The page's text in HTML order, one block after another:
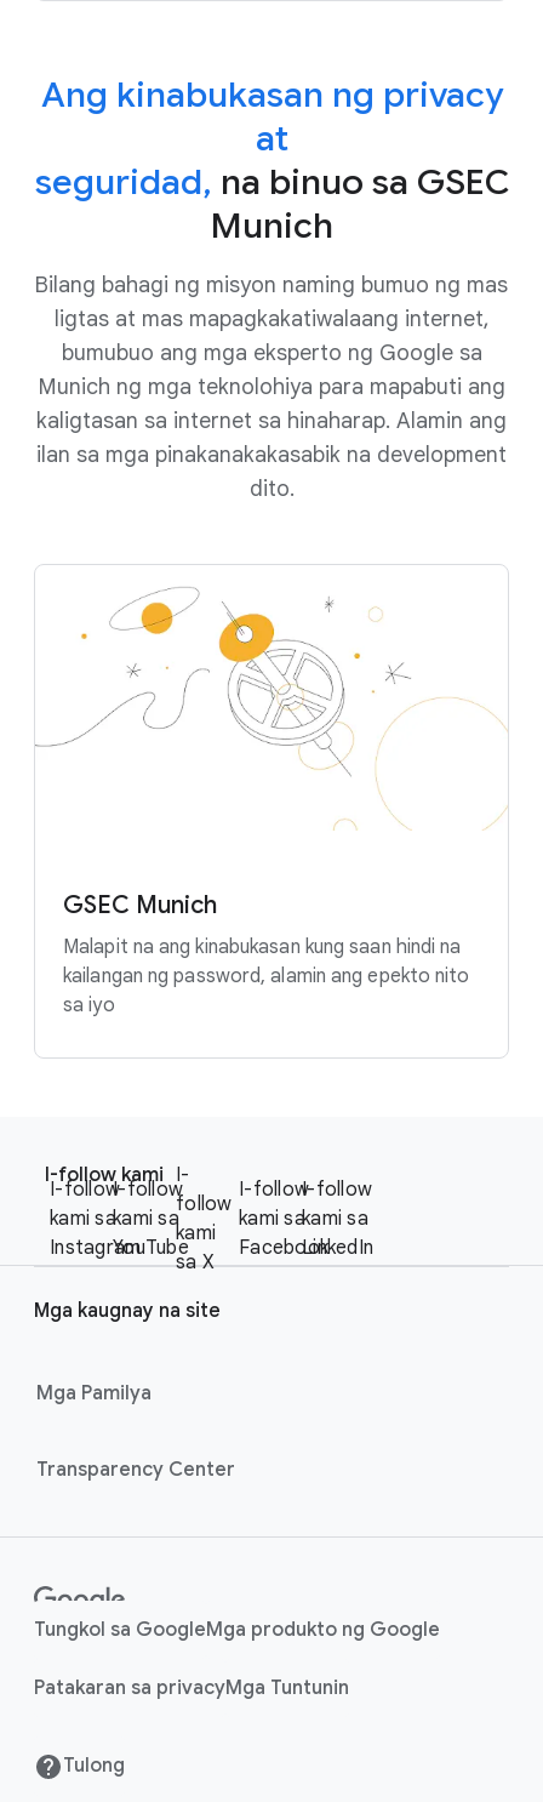
Ang kinabukasan ng privacy
at
seguridad, na binuo sa GSEC
Munich
Bilang bahagi ng misyon naming bumuo ng mas
ligtas at mas mapagkakatiwalaang internet,
bumubuo ang mga eksperto ng Google sa
Munich ng mga teknolohiya para mapabuti ang
kaligtasan sa internet sa hinaharap. Alamin ang
ilan sa mga pinakanakakasabik na development
dito.
GSEC Munich
Malapit na ang kinabukasan kung saan hindi na
kailangan ng password, alamin ang epekto nito
sa iyo
e
o
c
l
d
e
I-follow kami
I-follow
kami sa
Instagram
I-follow
kami sa
YouTube
I-
follow
kami
sa X
I-follow
kami sa
Facebook
I-follow
kami sa
LinkedIn
Mga kaugnay na site
Mga Pamilya
Transparency Center
Tungkol sa GoogleMga produkto ng Google
Patakaran sa privacyMga Tuntunin
Tulong